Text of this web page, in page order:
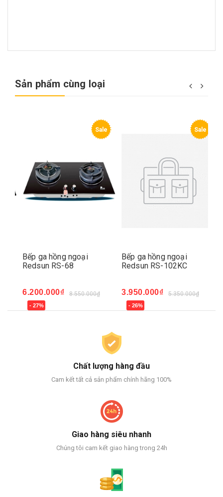
Sản phẩm cùng loại
Sale
Bếp ga hồng ngoại
Redsun RS-68
6.200.000₫ 8.550.000₫
- 27%
Sale
Bếp ga hồng ngoại
Redsun RS-102KC
3.950.000₫ 5.350.000₫
- 26%
Chất lượng hàng đầu
Cam kết tất cả sản phẩm chính hãng 100%
Giao hàng siêu nhanh
Chúng tôi cam kết giao hàng trong 24h